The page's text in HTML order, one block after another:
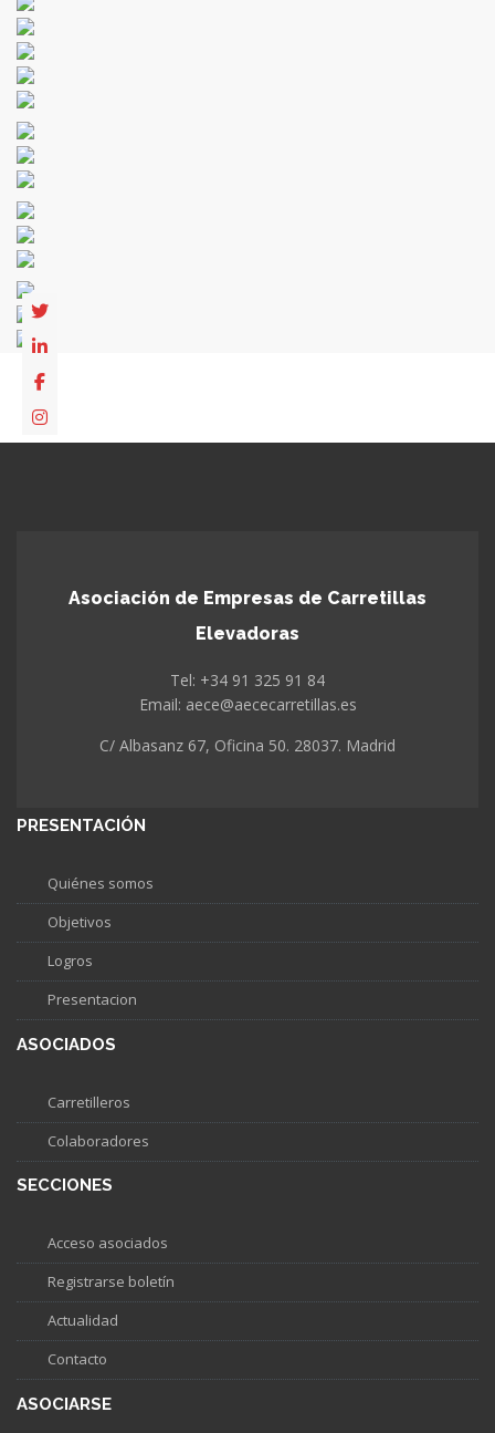
Asociación de Empresas de Carretillas
Elevadoras
Tel: +34 91 325 91 84
Email: aece@aececarretillas.es
C/ Albasanz 67, Oficina 50. 28037. Madrid
PRESENTACIÓN
Quiénes somos
Objetivos
Logros
Presentacion
ASOCIADOS
Carretilleros
Colaboradores
SECCIONES
Acceso asociados
Registrarse boletín
Actualidad
Contacto
ASOCIARSE